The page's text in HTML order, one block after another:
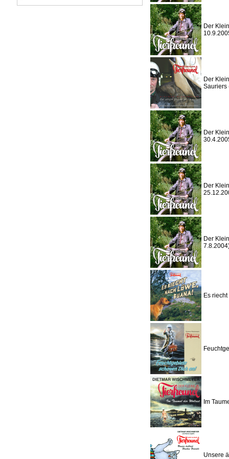
Der
Der
Sauriers
Der
Der
Der
Es
Im
Unsere